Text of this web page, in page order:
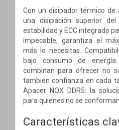
Con un disipador térmico de
una disipación superior
estabilidad y ECC integrado
impecable, garantiza el
más lo necesitas.
bajo consumo de
combinan para ofrecer no
también confianza en cada
Apacer NOX DDR5: la
para quienes no se
Características